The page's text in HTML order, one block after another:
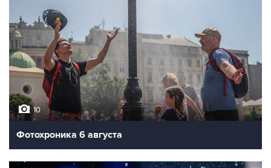
10
Фотохроника 6 августа